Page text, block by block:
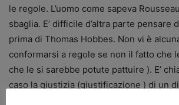
le regole. L’uomo come sapeva
sbaglia. E’ difficile d’altra parte pensare
prima di Thomas Hobbes. Non vi è
conformarsi a regole se non il fatto che
che le si sarebbe potute pattuire ). E’
caso la giustizia (giustificazione ) di un